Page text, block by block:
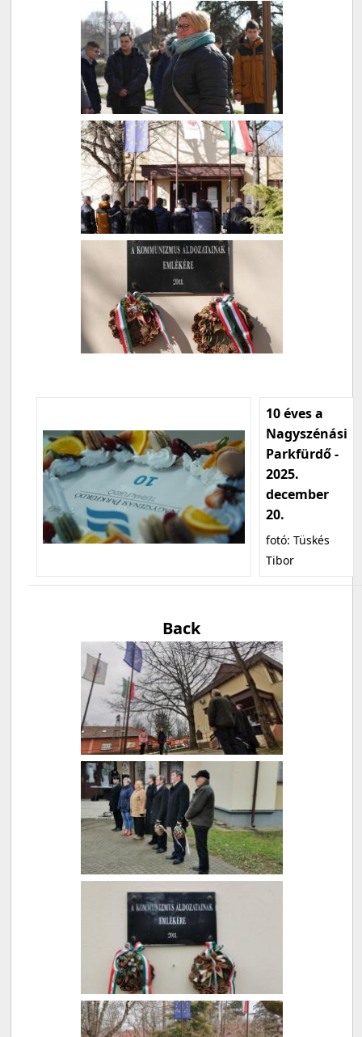
10 éves a
Nagyszénási
Parkfürdő -
2025.
december
20.
fotó: Tüskés
Tibor
Back